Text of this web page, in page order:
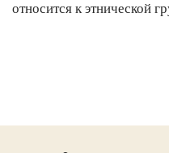
относится к этнической